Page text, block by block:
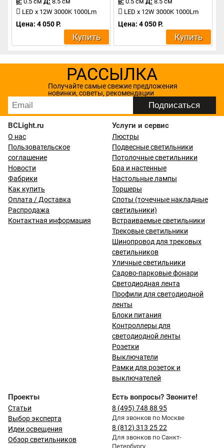
LED x 12W 3000K 1000Lm
Цена: 4 050 Р.
Купить
LED x 12W 3000K 1000Lm
Цена: 4 050 Р.
Купить
РАССЫЛКА
Получайте самые свежие предложения
новинки, советы, рекомендации
BCLight.ru
О нас
Пользовательское
соглашение
Новости
Фабрики
Как купить
Оплата / Доставка
Распродажа
Контактная информация
Услуги и сервис
Люстры
Подвесные светильники
Потолочные светильники
Бра и настенные
Настольные лампы
Торшеры
Споты (точечные накладные
светильники)
Встраиваемые светильники
Трековые светильники
Шинопровод для трековых
светильников
Уличные светильники
Садово-парковые фонари
Светодиодная лента
Профили для светодиодной
ленты
Блоки питания
Контроллеры для
светодиодной ленты
Розетки
Выключатели
Рамки для розеток и
выключателей
Проекты
Статьи
Выбор эксперта
Идеи освещения
Обзор светильников
Есть вопросы? Звоните!
8 (495) 748 88 95
Для звонков по Москве
8 (812) 313 25 22
Для звонков по Санкт-
Петербургу